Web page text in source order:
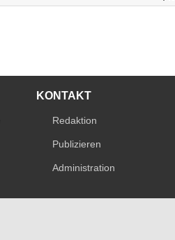
KONTAKT
Redaktion
Publizieren
Administration